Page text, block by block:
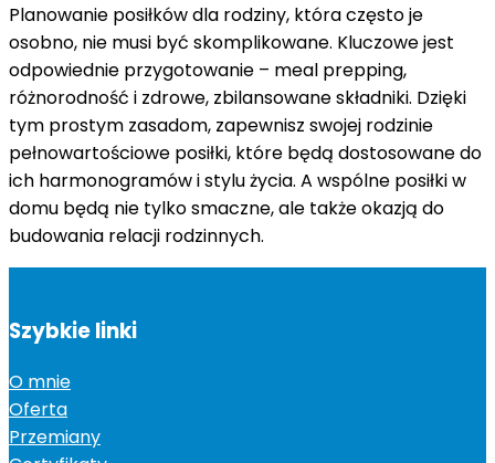
Planowanie posiłków dla rodziny, która często je
osobno, nie musi być skomplikowane. Kluczowe jest
odpowiednie przygotowanie – meal prepping,
różnorodność i zdrowe, zbilansowane składniki. Dzięki
tym prostym zasadom, zapewnisz swojej rodzinie
pełnowartościowe posiłki, które będą dostosowane do
ich harmonogramów i stylu życia. A wspólne posiłki w
domu będą nie tylko smaczne, ale także okazją do
budowania relacji rodzinnych.
Szybkie linki
O mnie
Oferta
Przemiany